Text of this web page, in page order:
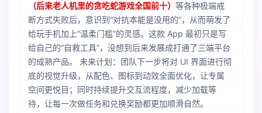
（后来老人机里的贪吃蛇游戏全国前十） 等各种极端戒
断方式失败后，意识到“对抗本能是没用的”，从而萌发了
给玩手机加上“温柔门槛”的灵感。这款 App 最初只是写
给自己的“自救工具”，没想到后来发展成打通了三端平台
的成熟产品。 未来计划：团队下一步将对 UI 界面进行彻
底的视觉升级，从配色、图标到动效全面优化，让专属
空间更悦目；同时持续提升交互流程度，减少加载等
待，让每一次做任务和兑换奖励都更加顺滑自然。